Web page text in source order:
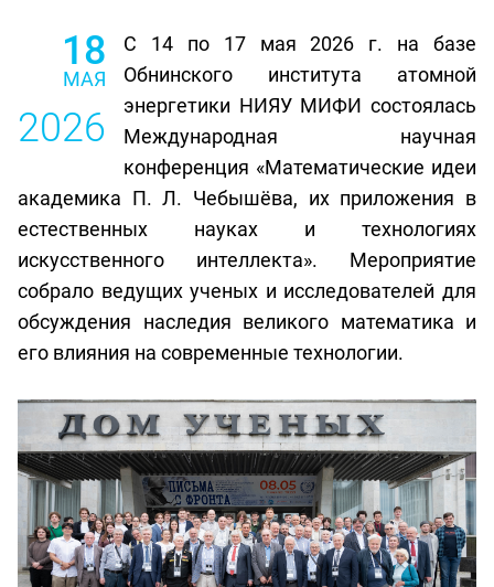
18
МАЯ
2026
С 14 по 17 мая 2026 г. на базе
Обнинского института атомной
энергетики НИЯУ МИФИ состоялась
Международная научная
конференция «Математические идеи
академика П. Л. Чебышёва, их приложения в
естественных науках и технологиях
искусственного интеллекта». Мероприятие
собрало ведущих ученых и исследователей для
обсуждения наследия великого математика и
его влияния на современные технологии.